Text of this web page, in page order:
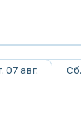
07 авг.